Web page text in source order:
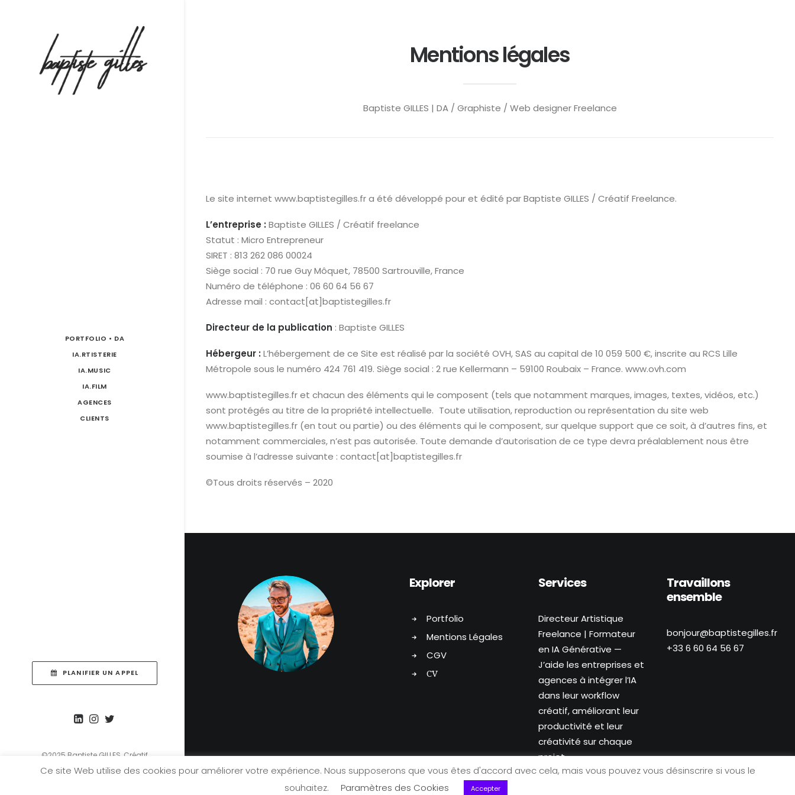
PORTFOLIO • DA
IA.RTISTERIE
IA.MUSIC
IA.FILM
AGENCES
CLIENTS
PLANIFIER UN APPEL
©2025 Baptiste GILLES, Créatif
Freelance | Formateur IA
Mentions légales
Baptiste GILLES | DA / Graphiste / Web designer Freelance
Le site internet www.baptistegilles.fr a été développé pour et édité par Baptiste GILLES / Créatif Freelance.
L’entreprise : Baptiste GILLES / Créatif freelance
Statut : Micro Entrepreneur
SIRET : 813 262 086 00024
Siège social : 70 rue Guy Môquet, 78500 Sartrouville, France
Numéro de téléphone : 06 60 64 56 67
Adresse mail : contact[at]baptistegilles.fr
Directeur de la publication : Baptiste GILLES
Hébergeur : L’hébergement de ce Site est réalisé par la société OVH, SAS au capital de 10 059 500 €, inscrite au RCS Lille
Métropole sous le numéro 424 761 419. Siège social : 2 rue Kellermann – 59100 Roubaix – France. www.ovh.com
www.baptistegilles.fr et chacun des éléments qui le composent (tels que notamment marques, images, textes, vidéos, etc.)
sont protégés au titre de la propriété intellectuelle. Toute utilisation, reproduction ou représentation du site web
www.baptistegilles.fr (en tout ou partie) ou des éléments qui le composent, sur quelque support que ce soit, à d’autres fins, et
notamment commerciales, n’est pas autorisée. Toute demande d’autorisation de ce type devra préalablement nous être
soumise à l’adresse suivante : contact[at]baptistegilles.fr
©Tous droits réservés – 2020
Explorer
Portfolio
Mentions Légales
CGV
CV
Services
Directeur Artistique
Freelance | Formateur
en IA Générative —
J’aide les entreprises et
agences à intégrer l’IA
dans leur workflow
créatif, améliorant leur
productivité et leur
créativité sur chaque
projet.
Travaillons
ensemble
bonjour@baptistegilles.fr
+33 6 60 64 56 67
Ce site Web utilise des cookies pour améliorer votre expérience. Nous supposerons que vous êtes d'accord avec cela, mais vous pouvez vous désinscrire si vous le
souhaitez.
Paramètres des Cookies Accepter